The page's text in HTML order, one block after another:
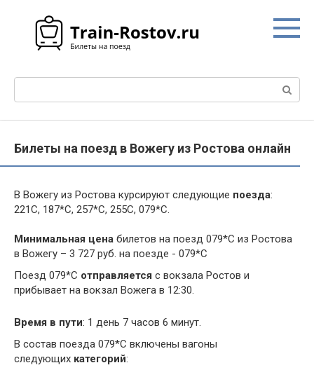
контенту
Билеты на поезд в Вожегу из Ростова онлайн
В Вожегу из Ростова курсируют следующие поезда:
221С, 187*С, 257*С, 255С, 079*С.
Минимальная цена билетов на поезд 079*С из Ростова
в Вожегу – 3 727 руб. на поезде - 079*С
Поезд 079*С отправляется с вокзала Ростов и
прибывает на вокзал Вожега в 12:30.
Время в пути: 1 день 7 часов 6 минут.
В состав поезда 079*С включены вагоны
следующих категорий: